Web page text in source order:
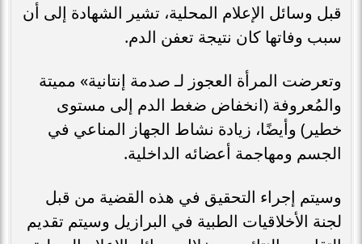
قبل وسائل الإعلام المحلية، تشير الشهادة إلى أن
سبب وفاتها كان نتيجة تعفن الدم.
وتعرضت المرأة العجوز لـ صدمة إنتانية» مميتة
والمُعروفة (انخفاض ضغط الدم إلى مستوى
خطير) وأيضًا، زيادة نشاط الجهاز المناعي في
الجسم ومهاجمة أعضائه الداخلية.
وسيتم إجراء التحقيق في هذه القضية من قبل
لجنة الأخلاقيات الطبية في البرازيل وسيتم تقديم